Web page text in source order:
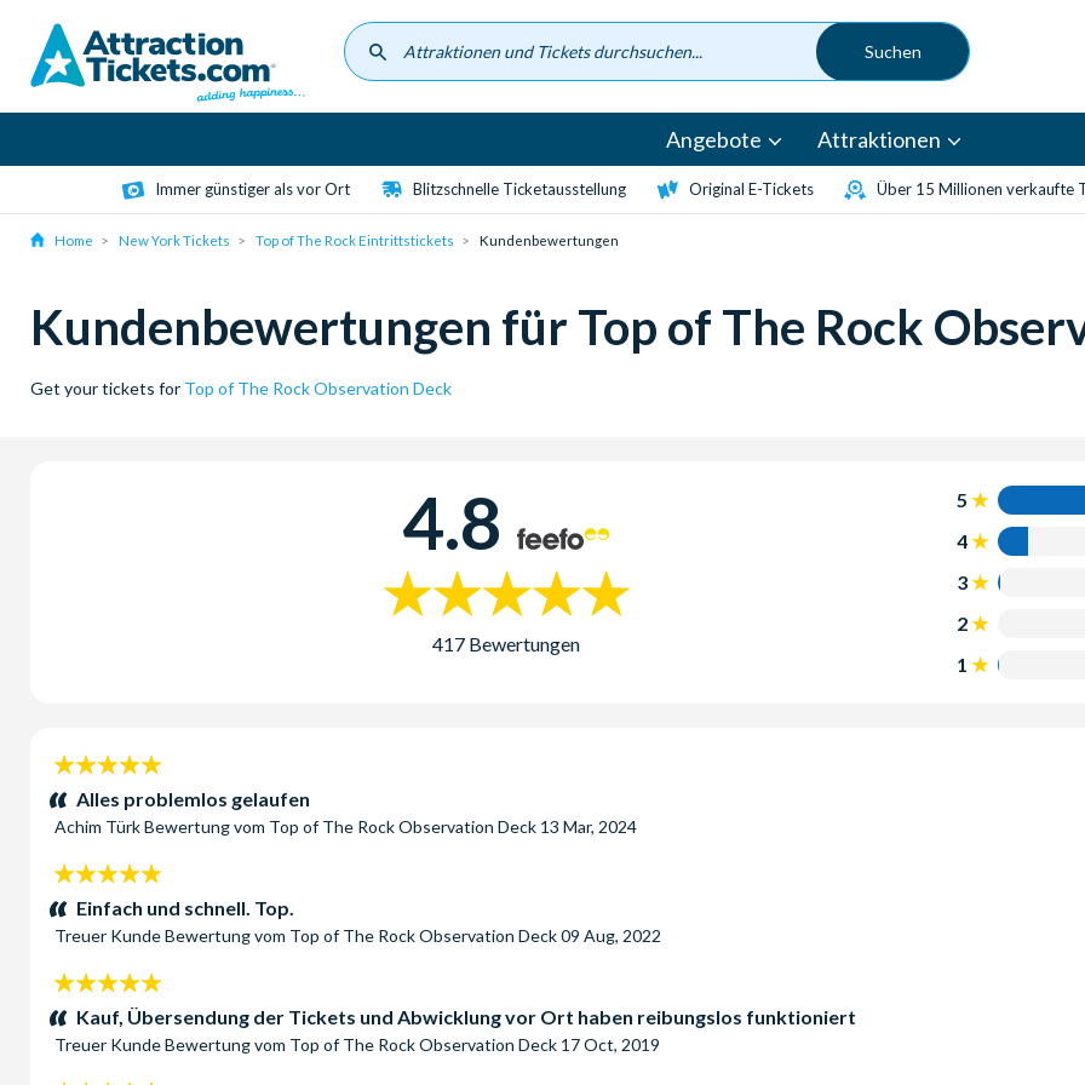
content
Angebote Attraktionen
Immer günstiger als vor Ort Blitzschnelle Ticketausstellung Original E-Tickets Über 15 Millionen verkaufte
Home New York Tickets Top of The Rock Eintrittstickets Kundenbewertungen
Kundenbewertungen für Top of The Rock
Get your tickets for Top of The Rock Observation Deck
4.8
417 Bewertungen
5
4
3
2
1
5
Sterne:Alles problemlos gelaufen
Achim TürkBewertung vom Top of The Rock Observation Deck 13 Mar, 2024
5
Sterne:
Einfach und schnell. Top.
Treuer KundeBewertung vom Top of The Rock Observation Deck09 Aug, 2022
5
Sterne:Kauf, Übersendung der Tickets und Abwicklung vor Ort haben reibungslos funktioniert
Treuer KundeBewertung vom Top of The Rock Observation Deck 17 Oct, 2019